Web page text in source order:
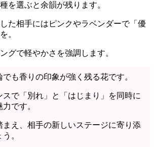
を選ぶと余韻が残ります。
た相手にはピンクやラベンダーで「優
。
グで軽やかさを強調します。
も香りの印象が強く残る花です。
で「別れ」と「はじまり」を同時に
です。
まえ、相手の新しいステージに寄り添
。